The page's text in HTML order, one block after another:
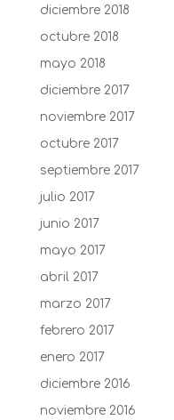
diciembre 2018
octubre 2018
mayo 2018
diciembre 2017
noviembre 2017
octubre 2017
septiembre 2017
julio 2017
junio 2017
mayo 2017
abril 2017
marzo 2017
febrero 2017
enero 2017
diciembre 2016
noviembre 2016